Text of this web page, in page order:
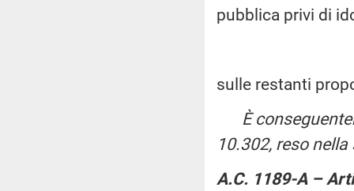
pubblica privi di
sulle restanti
È
10.302, reso
A.C. 1189-A –